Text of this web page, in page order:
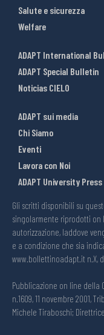
Salute e sicurezza
Welfare
ADAPT International
ADAPT Special Bulletin
Noticias CIELO
ADAPT sui media
Chi Siamo
Eventi
Lavora con Noi
ADAPT University Press
Gli scritti disponibili su
singolarmente riprodotti on
autorizzazione, laddove
e a condizione che sia
www.bollettinoadapt.it n.X,
Pubblicazione on line della
n.1609, 11 novembre 2001,
Michele Tiraboschi;